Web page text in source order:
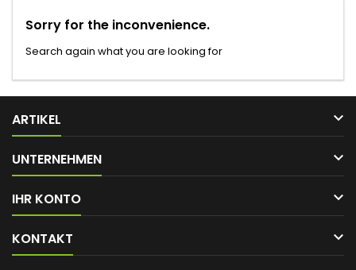
Sorry for the inconvenience.
Search again what you are looking for
ARTIKEL 
UNTERNEHMEN 
IHR KONTO 
KONTAKT 